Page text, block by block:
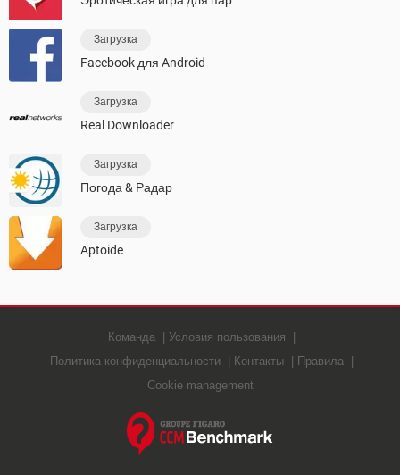
Загрузка
Facebook для Android
Загрузка
Real Downloader
Загрузка
Погода & Радар
Загрузка
Aptoide
Команда
Условия пользования
Политика конфиденциальности
Контакты
Правила
Cookie management